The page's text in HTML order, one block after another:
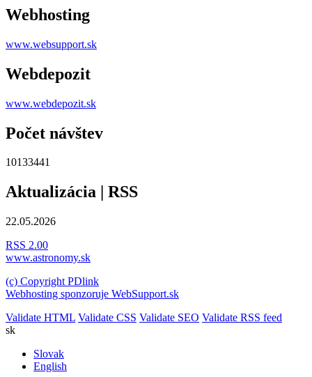
Webhosting
www.websupport.sk
Webdepozit
www.webdepozit.sk
Počet návštev
10133441
Aktualizácia | RSS
22.05.2026
RSS 2.00
www.astronomy.sk
(c) Copyright PDlink
Webhosting sponzoruje WebSupport.sk
Validate HTML Validate CSS Validate SEO Validate RSS feed
sk
Slovak
English